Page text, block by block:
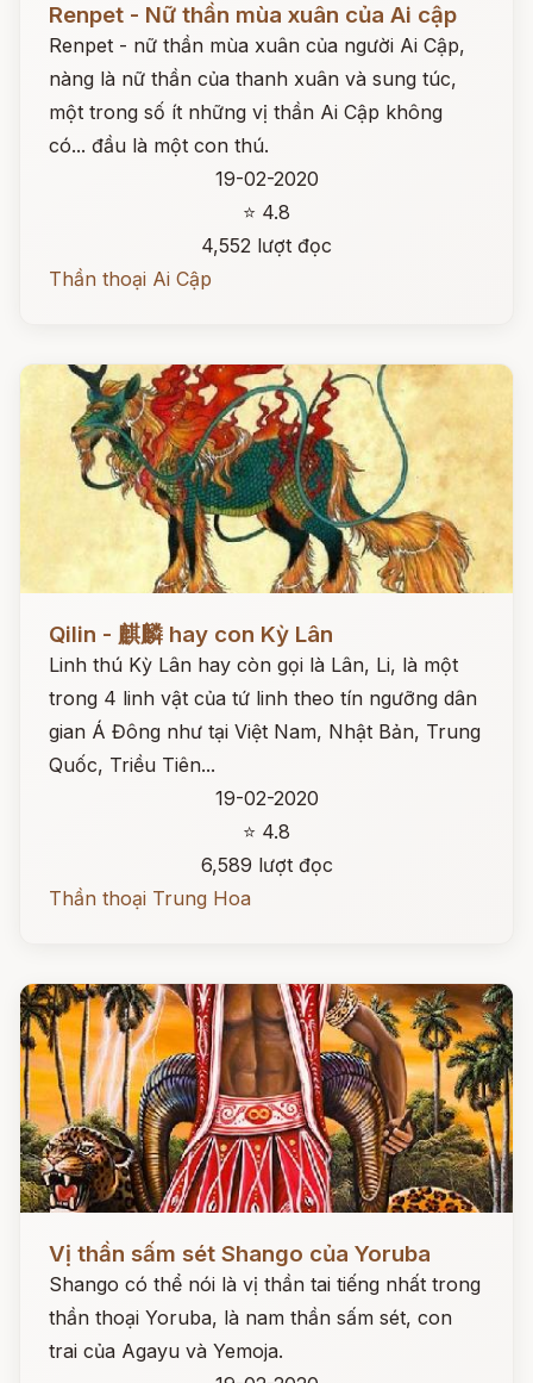
Renpet - Nữ thần mùa xuân của Ai cập
Renpet - nữ thần mùa xuân của người Ai Cập,
nàng là nữ thần của thanh xuân và sung túc,
một trong số ít những vị thần Ai Cập không
có... đầu là một con thú.
19-02-2020
⭐ 4.8
4,552 lượt đọc
Thần thoại Ai Cập
Qilin - 麒麟 hay con Kỳ Lân
Linh thú Kỳ Lân hay còn gọi là Lân, Li, là một
trong 4 linh vật của tứ linh theo tín ngưỡng dân
gian Á Đông như tại Việt Nam, Nhật Bản, Trung
Quốc, Triều Tiên...
19-02-2020
⭐ 4.8
6,589 lượt đọc
Thần thoại Trung Hoa
Đọc ngay
Vị thần sấm sét Shango của Yoruba
Shango có thể nói là vị thần tai tiếng nhất trong
thần thoại Yoruba, là nam thần sấm sét, con
trai của Agayu và Yemoja.